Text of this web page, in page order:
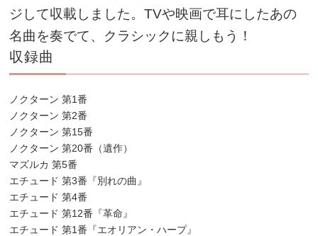
ジして収載しました。TVや映画で耳にしたあの
名曲を奏でて、クラシックに親しもう！
収録曲
ノクターン 第1番
ノクターン 第2番
ノクターン 第15番
ノクターン 第20番（遺作）
マズルカ 第5番
エチュード 第3番『別れの曲』
エチュード 第4番
エチュード 第12番『革命』
エチュード 第1番『エオリアン・ハープ』